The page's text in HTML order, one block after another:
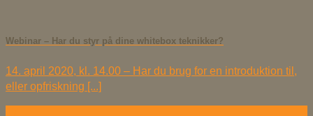
Webinar – Har du styr på dine whitebox teknikker?
14. april 2020, kl. 14.00 – Har du brug for en introduktion til,
eller opfriskning [...]